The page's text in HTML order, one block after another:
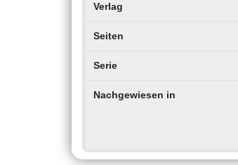
Verlag
Seiten
Serie
Nachgewiesen in